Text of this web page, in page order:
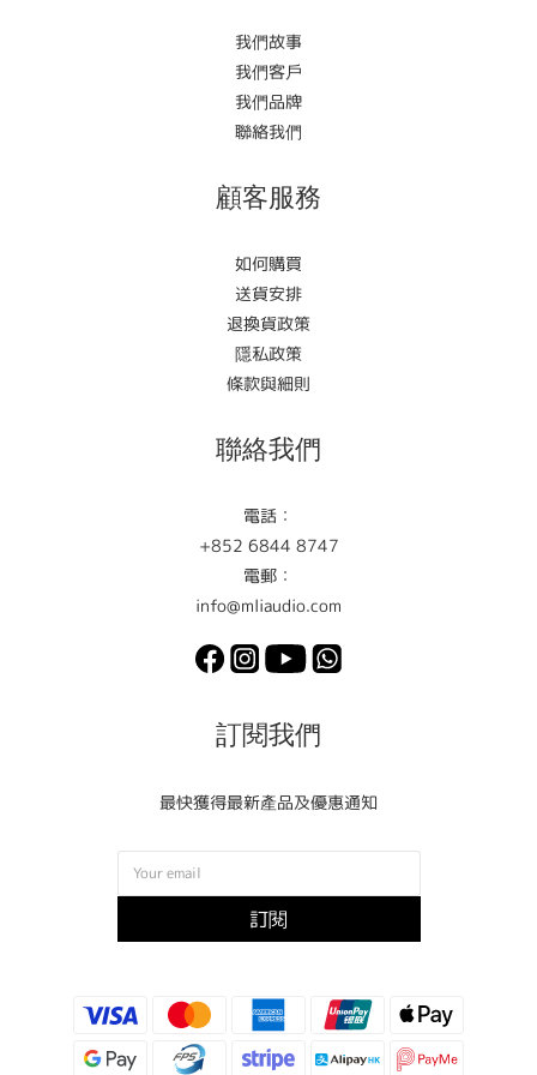
我們故事
我們客戶
我們品牌
聯絡我們
顧客服務
如何購買
送貨安排
退換貨政策
隱私政策
條款與細則
聯絡我們
電話：
+852 6844 8747
電郵：
info@mliaudio.com
訂閱我們
最快獲得最新產品及優惠通知
訂閱